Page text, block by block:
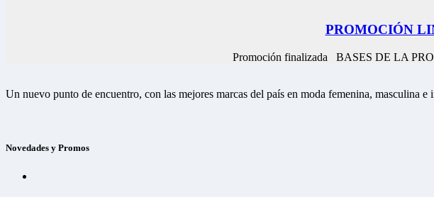
PROMOCIÓN
Promoción finalizada BASES DE LA
Un nuevo punto de encuentro, con las mejores marcas del país en moda femenina, masculina
Novedades y Promos